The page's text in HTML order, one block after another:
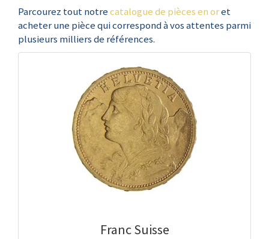
Parcourez tout notrecatalogue de pièces en oret
acheter une pièce qui correspond à vos attentes parmi
plusieurs milliers de références.
Franc Suisse